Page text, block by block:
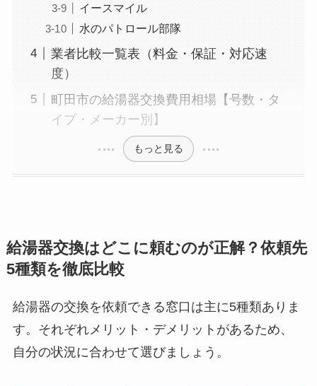
イースマイル
水のパトロール部隊
業者比較一覧表（料金・保証・対応速
度）
町田市の給湯器交換費用相場【号数・タ
イプ・メーカー別】
もっと見る
給湯器交換はどこに頼むのが正解？依頼先
5種類を徹底比較
給湯器の交換を依頼できる窓口は主に5種類ありま
す。それぞれメリット・デメリットがあるため、
自分の状況に合わせて選びましょう。